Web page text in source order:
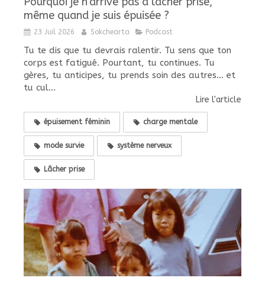
même quand je suis épuisée ?
23 Juil 2026 Sokchearta Podcast
Tu te dis que tu devrais ralentir. Tu sens que ton
corps est fatigué. Pourtant, tu continues. Tu
gères, tu anticipes, tu prends soin des autres... et
tu cul...
Lire l'article
épuisement féminin charge mentale
mode survie système nerveux
Lâcher prise